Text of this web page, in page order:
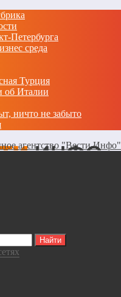
Петербурга
среда
Турция
об Италии
ничто не забыто
агентство "Вести Инфо"